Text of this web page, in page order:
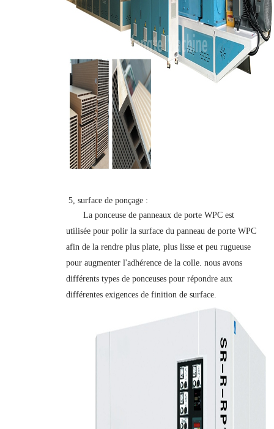
5, surface de ponçage :
La ponceuse de panneaux de porte WPC est
utilisée pour polir la surface du panneau de porte WPC
afin de la rendre plus plate, plus lisse et peu rugueuse
pour augmenter l'adhérence de la colle. nous avons
différents types de ponceuses pour répondre aux
différentes exigences de finition de surface.